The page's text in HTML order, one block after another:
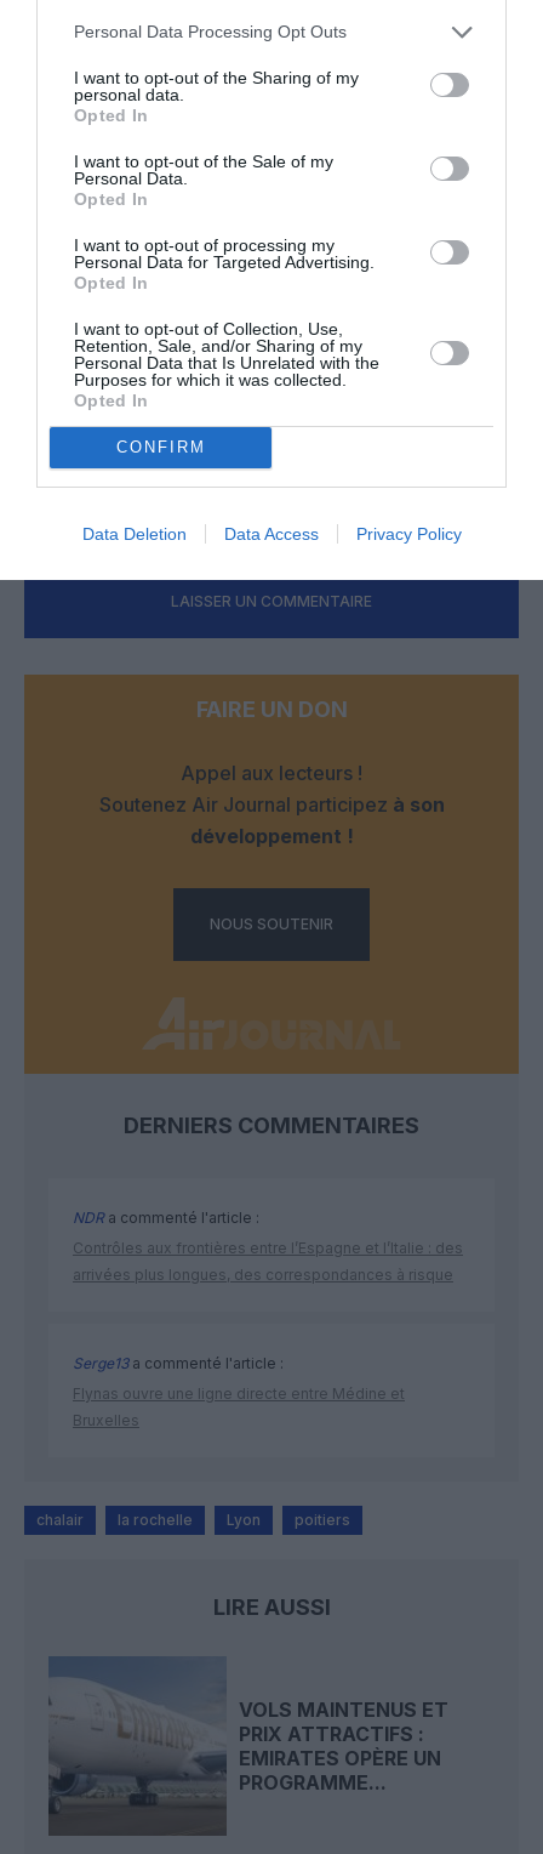
Personal Data Processing Opt Outs
I want to opt-out of the Sharing of my
personal data.
Opted In
I want to opt-out of the Sale of my
Personal Data.
Opted In
I want to opt-out of processing my
Personal Data for Targeted Advertising.
Opted In
I want to opt-out of Collection, Use,
Retention, Sale, and/or Sharing of my
Personal Data that Is Unrelated with the
Purposes for which it was collected.
Opted In
CONFIRM
Data Deletion Data Access Privacy Policy
hubs “identifiés” qui leur permettent d’aller à
Amsterdam, Londres, Francfort, voire Munich.
Stuttgart et Milan ne font pas partie de cette short-
list…
RÉPONDRE
Le Poitevin a commenté :
Chalair est une compagnie déplorable et la filiation avec le
programme FlyingBleu n’est pas du tout mis en place dans la
réalité. Habitué de la ligne Poitiers -> Lyon, j’ai toujours
regretté le départ de Hop!.
LAISSER UN COMMENTAIRE
FAIRE UN DON
Appel aux lecteurs !
Soutenez Air Journal participez à son
développement !
NOUS SOUTENIR
DERNIERS COMMENTAIRES
NDRa commenté l'article :
Contrôles aux frontières entre l’Espagne et l’Italie : des
arrivées plus longues, des correspondances à risque
Serge13a commenté l'article :
Flynas ouvre une ligne directe entre Médine et
Bruxelles
chalair la rochelle Lyon poitiers
LIRE AUSSI
VOLS MAINTENUS ET
PRIX ATTRACTIFS :
EMIRATES OPÈRE UN
PROGRAMME...